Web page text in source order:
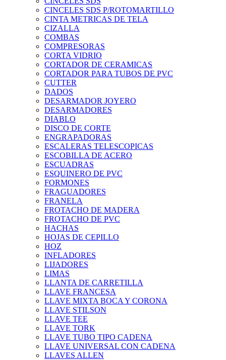
CINCELES SDS P/ROTOMARTILLO
CINTA METRICAS DE TELA
CIZALLA
COMBAS
COMPRESORAS
CORTA VIDRIO
CORTADOR DE CERAMICAS
CORTADOR PARA TUBOS DE PVC
CUTTER
DADOS
DESARMADOR JOYERO
DESARMADORES
DIABLO
DISCO DE CORTE
ENGRAPADORAS
ESCALERAS TELESCOPICAS
ESCOBILLA DE ACERO
ESCUADRAS
ESQUINERO DE PVC
FORMONES
FRAGUADORES
FRANELA
FROTACHO DE MADERA
FROTACHO DE PVC
HACHAS
HOJAS DE CEPILLO
HOZ
INFLADORES
LIJADORES
LIMAS
LLANTA DE CARRETILLA
LLAVE FRANCESA
LLAVE MIXTA BOCA Y CORONA
LLAVE STILSON
LLAVE TEE
LLAVE TORK
LLAVE TUBO TIPO CADENA
LLAVE UNIVERSAL CON CADENA
LLAVES ALLEN